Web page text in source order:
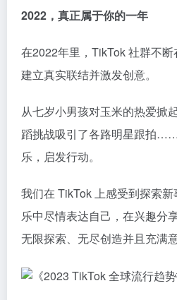
2022，真正属于你的一年
在2022年里，TikTok 社群不断
建立真实联结并激发创意。
从七岁小男孩对玉米的热爱掀
蹈挑战吸引了各路明星跟拍
乐，启发行动。
我们在 TikTok 上感受到探索
乐中尽情表达自己，在兴趣分
无限探索、无尽创造并且充满